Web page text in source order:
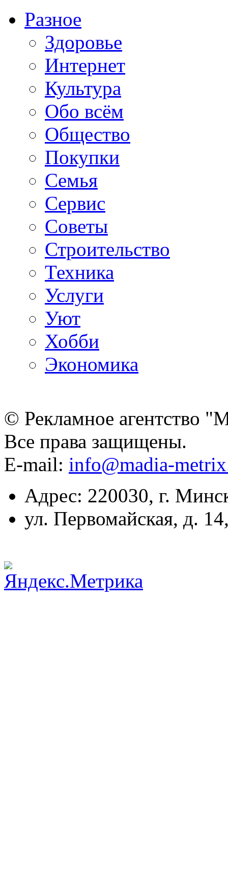
Разное
Здоровье
Интернет
Культура
Обо всём
Общество
Покупки
Семья
Сервис
Советы
Строительство
Техника
Услуги
Уют
Хобби
Экономика
© Рекламное агентство
Все права защищены.
E-mail: info@madia-
Адрес: 220030, г.
ул. Первомайская, д.